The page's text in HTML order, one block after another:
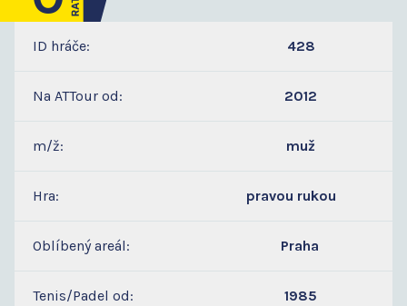
ID hráče: 428
Na ATTour od: 2012
m/ž: muž
Hra: pravou rukou
Oblíbený areál: Praha
Tenis/Padel od: 1985